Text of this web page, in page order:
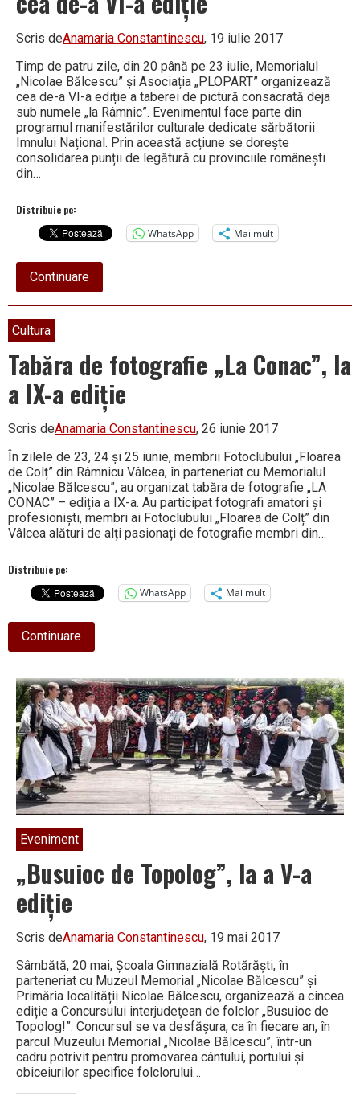
Scris deAnamaria Constantinescu, 19 iulie 2017
Timp de patru zile, din 20 până pe 23 iulie, Memorialul
„Nicolae Bălcescu” și Asociația „PLOPART” organizează
cea de-a VI-a ediție a taberei de pictură consacrată deja
sub numele „la Râmnic”. Evenimentul face parte din
programul manifestărilor culturale dedicate sărbătorii
Imnului Național. Prin această acțiune se dorește
consolidarea punții de legătură cu provinciile românești
din…
Distribuie pe:
WhatsApp
Mai mult
Continuareabout
Tabăra
de
la
cea
de-
VI-
ediție
Cultura
Tabăra de fotografie „La Conac”, la
a IX-a ediție
Scris deAnamaria Constantinescu, 26 iunie 2017
În zilele de 23, 24 și 25 iunie, membrii Fotoclubului „Floarea
de Colț” din Râmnicu Vâlcea, în parteneriat cu Memorialul
„Nico­lae Bălcescu”, au organizat ta­băra de fotografie „LA
CONAC” – ediția a IX-a. Au participat fotografi amatori și
profesioniști, membri ai Fotoclubului „Floarea de Colț” din
Vâlcea alături de alți pasionați de fotografie membri din…
Distribuie pe:
WhatsApp
Mai mult
Continuareabout
Tabăra
de
„La
Conac”,
la
a
IX-
a
ediție
Eveniment
„Busuioc de Topolog”, la a V-a
ediție
Scris deAnamaria Constantinescu, 19 mai 2017
Sâmbătă, 20 mai, Şcoala Gimnazială Rotărăşti, în
parteneriat cu Muzeul Memorial „Nicolae Bălcescu” și
Primăria localității Nicolae Bălcescu, organizează a cincea
ediție a Concursului interjudeţean de folclor „Busuioc de
Topolog!”. Concursul se va desfăşura, ca în fiecare an, în
parcul Muzeului Memorial „Nicolae Bălcescu”, într-un
cadru potrivit pentru promovarea cântului, portului şi
obiceiurilor specifice folclorului…